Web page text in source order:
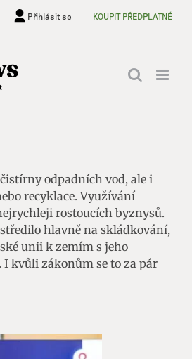
Přihlásit se KOUPIT PŘEDPLATNÉ
odpadních vod, ale i
recyklace. Využívání
rostoucích byznysů.
hlavně na skládkování,
unii k zemím s jeho
kvůli zákonům se to za pár